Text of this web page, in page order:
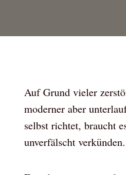
Auf Grund vieler
moderner aber
selbst richtet, braucht
unverfälscht